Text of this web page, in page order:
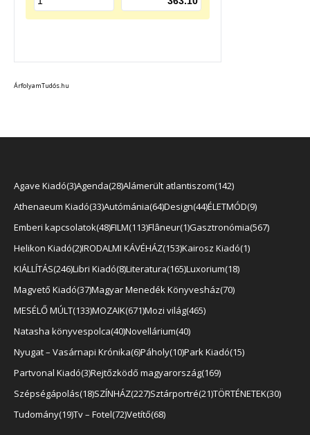
ÁrfolyamTudós.hu
Agave Kiadó 3 Agenda 28Alámerült atlantiszom 142
Athenaeum Kiadó 33 Autómánia 64Design 44ÉLETMÓD 9
Emberi kapcsolatok 48FILM 113 Flâneur 1 Gasztronómia 567
Helikon Kiadó 2IRODALMI KÁVÉHÁZ 153 Kairosz Kiadó 1
KIÁLLÍTÁS 246Libri Kiadó 8Literatura 165 Luxorium 18
Magvető Kiadó 37Magyar Menedék Könyvesház 70
MESÉLŐ MÚLT 133 MOZAIK 671 Mozi világ 465
Natasha könyvespolca 40Novellárium 40
Nyugat – Vasárnapi Krónika 6Páholy 10Park Kiadó 15
Partvonal Kiadó 3 Rejtőzködő magyarország 169
Szépségápolás 18 SZÍNHÁZ 227 Sztárportré 21 TÖRTÉNETEK 30
Tudomány 19Tv – Fotel 72Vetítő 68